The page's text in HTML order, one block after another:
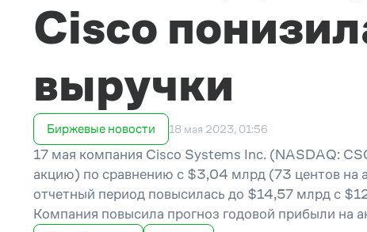
Cisco
выручки
Биржевые новости 18 мая 2023, 01:56
17 мая компания Cisco Systems Inc. (NASDAQ:
акцию) по сравнению с $3,04 млрд (73 центов на
отчетный период повысилась до $14,57 млрд с
Компания повысила прогноз годовой прибыли